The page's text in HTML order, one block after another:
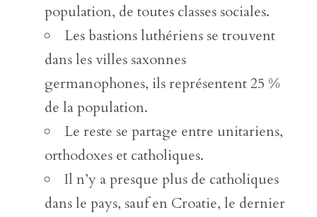
population, de toutes classes sociales.
Les bastions luthériens se trouvent
dans les villes saxonnes
germanophones, ils représentent 25 %
de la population.
Le reste se partage entre unitariens,
orthodoxes et catholiques.
Il n’y a presque plus de catholiques
dans le pays, sauf en Croatie, le dernier